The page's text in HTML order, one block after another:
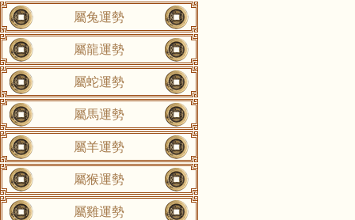
屬兔運勢
屬龍運勢
屬蛇運勢
屬馬運勢
屬羊運勢
屬猴運勢
屬雞運勢